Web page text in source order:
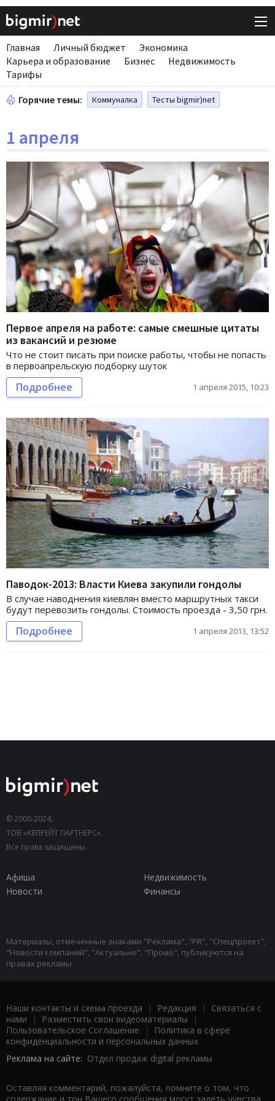
Главная Личный бюджет
Экономика
Карьера и образование
Бизнес
Недвижимость
Тарифы
Горячие темы: Коммуналка Тесты bigmir)net
1 апреля
Первое апреля на работе: самые смешные цитаты
из вакансий и резюме
Что не стоит писать при поиске работы, чтобы не попасть
в первоапрельскую подборку шуток
Подробнее 1 апреля 2015, 10:23
Паводок-2013: Власти Киева закупили гондолы
В случае наводнения киевлян вместо маршрутных такси
будут перевозить гондолы. Стоимость проезда - 3,50 грн.
Подробнее 1 апреля 2013, 13:52
© 2000-2024,
ТОВ «КЕПРЕЙТ ПАРТНЕРС».
Все права защищены.
Афиша
Недвижимость
Новости
Финансы
Материалы, отмеченные знаками "Реклама", "PR", "Спецпроект",
"Новости компаний", "Актуально", "Промо", публикуются на
правах рекламы.
Наши контакты и схема проезда | Редакция | Связаться с
нами | Разместить свои видеоматериалы |
Пользовательское Соглашение |
Политика в сфере
конфиденциальности и персональных данных
Реклама на сайте: Отдел продаж digital рекламы
Оставляя комментарий, пожалуйста, помните о том, что
содержание и тон Вашего сообщения могут задеть чувства